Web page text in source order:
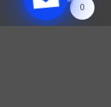
0